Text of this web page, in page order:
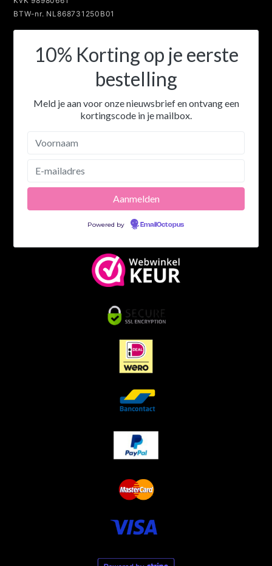
BTW-nr. NL868731250B01
10% Korting op je eerste
bestelling
Meld je aan voor onze nieuwsbrief en ontvang een
kortingscode in je mailbox.
Powered by EmailOctopus